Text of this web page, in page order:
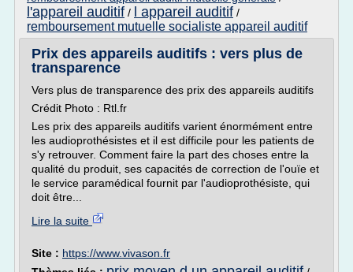
l'appareil auditif / l appareil auditif /
remboursement mutuelle socialiste appareil auditif
Prix des appareils auditifs : vers plus de
transparence
Vers plus de transparence des prix des appareils auditifs
Crédit Photo : Rtl.fr
Les prix des appareils auditifs varient énormément entre
les audioprothésistes et il est difficile pour les patients de
s'y retrouver. Comment faire la part des choses entre la
qualité du produit, ses capacités de correction de l'ouïe et
le service paramédical fournit par l'audioprothésiste, qui
doit être...
Lire la suite
Site : https://www.vivason.fr